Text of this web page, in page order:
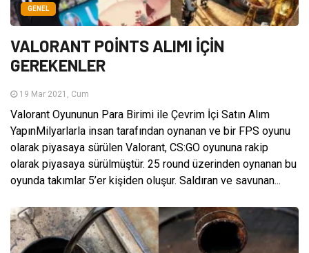
GENEL
VALORANT POİNTS ALIMI İÇİN
GEREKENLER
19 Mar 2021, Cum
Valorant Oyununun Para Birimi ile Çevrim İçi Satın Alım
YapınMilyarlarla insan tarafından oynanan ve bir FPS oyunu
olarak piyasaya sürülen Valorant, CS:GO oyununa rakip
olarak piyasaya sürülmüştür. 25 round üzerinden oynanan bu
oyunda takımlar 5’er kişiden oluşur. Saldıran ve savunan...